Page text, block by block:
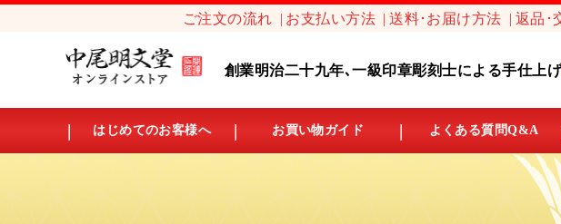
ご注文の流れ お支払い方法 送料･お届け方法 返品･
創業明治二十九年､一級印章彫刻士による手仕上
はじめてのお客様へ お買い物ガイド よくある質問Q&A